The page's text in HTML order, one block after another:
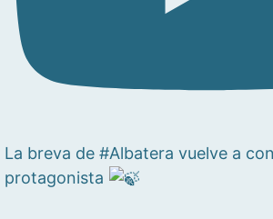
La breva de #Albatera vuelve a
protagonista